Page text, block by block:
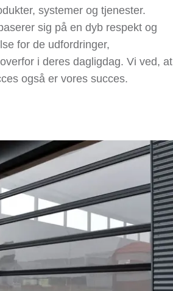
systemer og tjenester.
sig på en dyb respekt og
for de udfordringer,
i deres dagligdag. Vi ved, at
også er vores succes.